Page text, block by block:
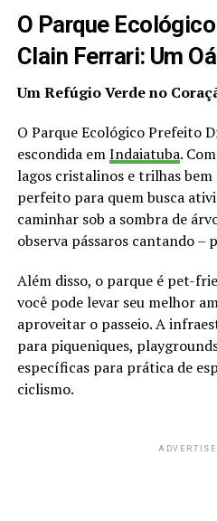
O Parque
Clain Ferrari: Um
Um Refúgio Verde no
O Parque Ecológico Prefeito
escondida emIndaiatuba.
lagos cristalinos e trilhas bem
perfeito para quem busca
caminhar sob a sombra de
observa pássaros cantando –
Além disso, o parque é pet-
você pode levar seu melhor
aproveitar o passeio. A
para piqueniques,
específicas para prática de
ciclismo.